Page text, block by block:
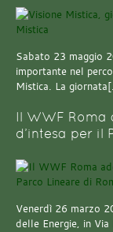
Sabato 23 maggio
importante nel
Mistica. La
Il WWF
d’intesa per il
Venerdì 26 marzo
delle Energie, in